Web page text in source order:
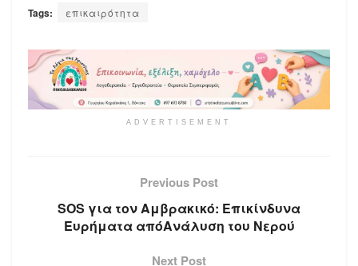
Tags: επικαιρότητα
ADVERTISEMENT
Previous Post
SOS για τον Αμβρακικό: Επικίνδυνα
Ευρήματα απόΑνάλυση του Νερού
Next Post